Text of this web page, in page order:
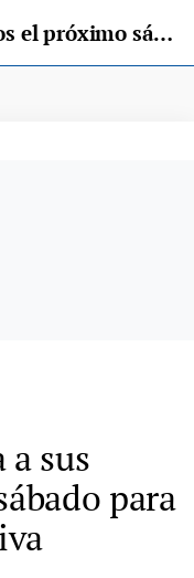
La Peruyal convoca a sus socios el próximo sábado para elegir nueva directiva
a sus
para